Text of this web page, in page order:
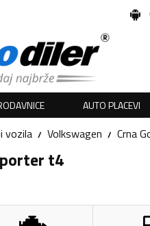
AUTO PLACEVI
vozila Volkswagen Crna
t4